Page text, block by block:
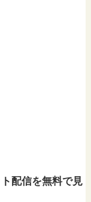
配信を無料で見